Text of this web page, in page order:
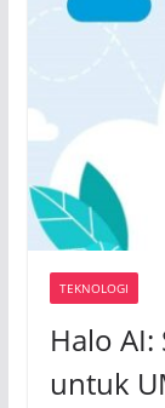
TEKNOLOGI
Halo AI:
untuk